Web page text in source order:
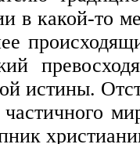
в какой-то
истины.